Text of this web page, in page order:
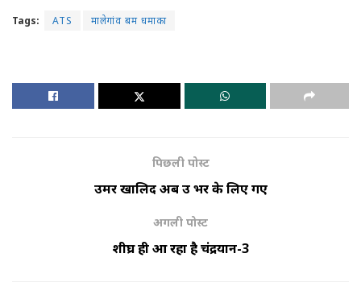
Tags: ATS मालेगांव बम धमाका
पिछली पोस्ट
उमर खालिद अब उम्र भर के लिए गए
अगली पोस्ट
शीघ्र ही आ रहा है चंद्रयान-3